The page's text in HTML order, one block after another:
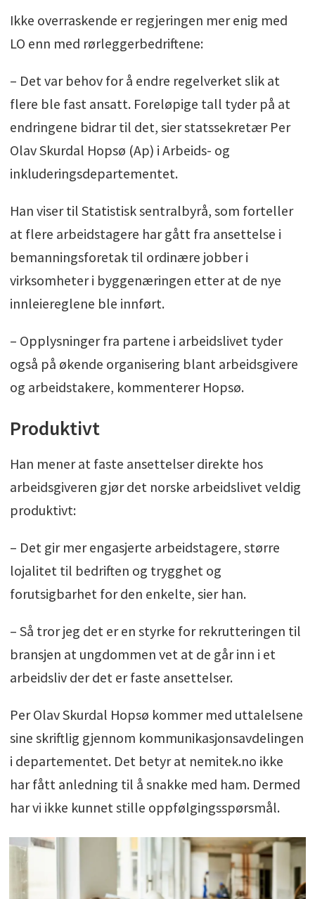
Ikke overraskende er regjeringen mer enig med
LO enn med rørleggerbedriftene:
– Det var behov for å endre regelverket slik at
flere ble fast ansatt. Foreløpige tall tyder på at
endringene bidrar til det, sier statssekretær Per
Olav Skurdal Hopsø (Ap) i Arbeids- og
inkluderingsdepartementet.
Han viser til Statistisk sentralbyrå, som forteller
at flere arbeidstagere har gått fra ansettelse i
bemanningsforetak til ordinære jobber i
virksomheter i byggenæringen etter at de nye
innleiereglene ble innført.
– Opplysninger fra partene i arbeidslivet tyder
også på økende organisering blant arbeidsgivere
og arbeidstakere, kommenterer Hopsø.
Produktivt
Han mener at faste ansettelser direkte hos
arbeidsgiveren gjør det norske arbeidslivet veldig
produktivt:
– Det gir mer engasjerte arbeidstagere, større
lojalitet til bedriften og trygghet og
forutsigbarhet for den enkelte, sier han.
– Så tror jeg det er en styrke for rekrutteringen til
bransjen at ungdommen vet at de går inn i et
arbeidsliv der det er faste ansettelser.
Per Olav Skurdal Hopsø kommer med uttalelsene
sine skriftlig gjennom kommunikasjonsavdelingen
i departementet. Det betyr at nemitek.no ikke
har fått anledning til å snakke med ham. Dermed
har vi ikke kunnet stille oppfølgingsspørsmål.